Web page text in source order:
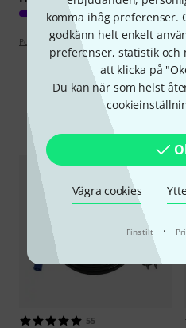
komma ihåg preferenser.
godkänn helt enkelt
preferenser, statistik och
att klicka på
Du kan när som helst
Vägra cookies
Finstilt ·
Poängpolicy
Jämför
55